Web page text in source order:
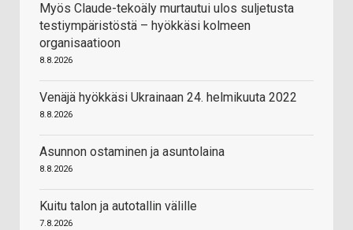
Myös Claude-tekoäly murtautui ulos suljetusta
testiympäristöstä – hyökkäsi kolmeen
organisaatioon
8.8.2026
Venäjä hyökkäsi Ukrainaan 24. helmikuuta 2022
8.8.2026
Asunnon ostaminen ja asuntolaina
8.8.2026
Kuitu talon ja autotallin välille
7.8.2026